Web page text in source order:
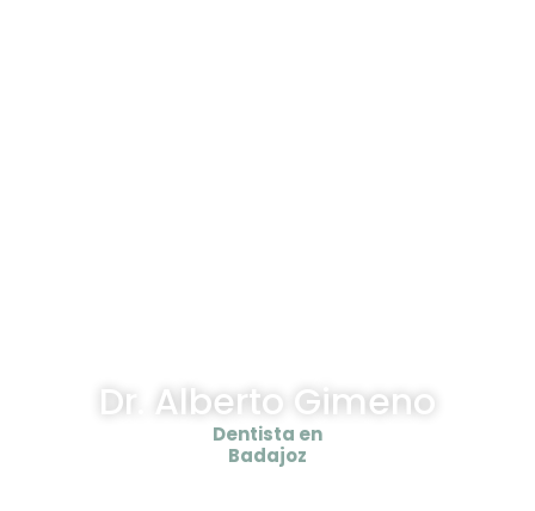
Dr. Alberto Gimeno
Dentista en
Badajoz